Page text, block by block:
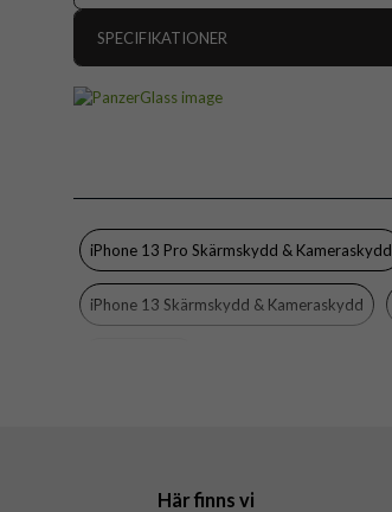
SPECIFIKATIONER
Egenskaper
Färg
Material
Varumärke
iPhone 13 Pro Skärmskydd & Kameraskydd
iPhone 13 Skärmskydd & Kameraskydd
Här finns vi